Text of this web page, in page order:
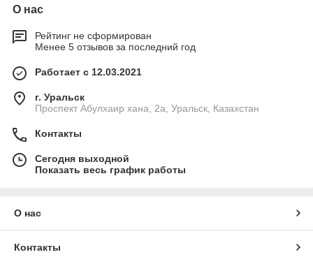
О нас
Рейтинг не сформирован
Менее 5 отзывов за последний год
Работает с 12.03.2021
г. Уральск
Проспект Абулхаир хана, 2а, Уральск, Казахстан
Контакты
Сегодня выходной
Показать весь график работы
О нас
Контакты